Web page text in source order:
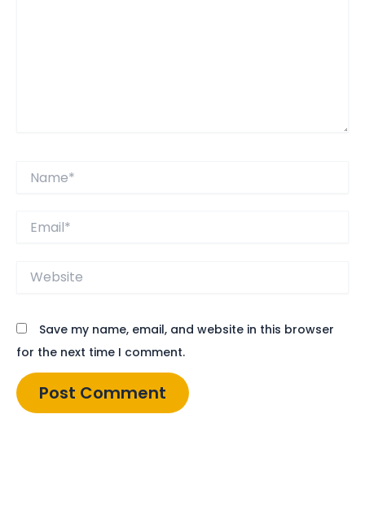
Website
Save my name, email, and website in this browser
for the next time I comment.